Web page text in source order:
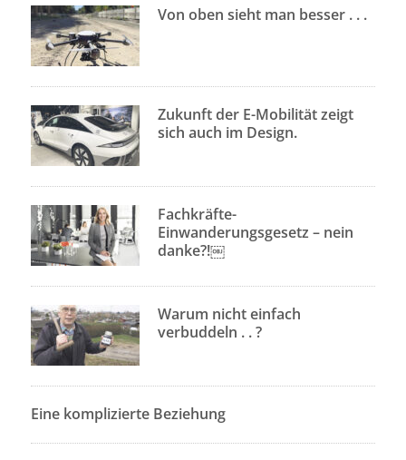
Von oben sieht man besser . . .
Zukunft der E-Mobilität zeigt
sich auch im Design.
Fachkräfte-
Einwanderungsgesetz – nein
danke?!￼
Warum nicht einfach
verbuddeln . . ?
Eine komplizierte Beziehung